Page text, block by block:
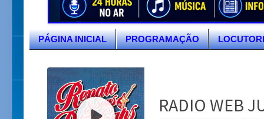
PÁGINA INICIAL PROGRAMAÇÃO